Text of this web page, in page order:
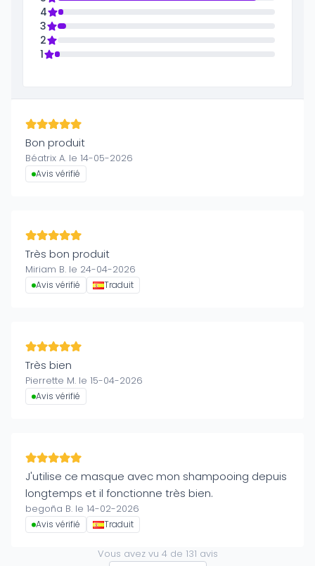
4
3
2
1
Bon produit
Béatrix A. le 14-05-2026
Avis vérifié
Très bon produit
Miriam B. le 24-04-2026
Avis vérifié Traduit
Très bien
Pierrette M. le 15-04-2026
Avis vérifié
J'utilise ce masque avec mon shampooing depuis
longtemps et il fonctionne très bien.
begoña B. le 14-02-2026
Avis vérifié Traduit
Vous avez vu 4de 131 avis